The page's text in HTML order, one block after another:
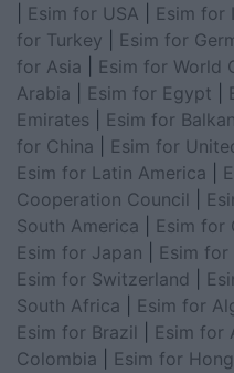
Esim for USA Esim for
for Turkey
Esim for
for Asia
Esim for World
Arabia
Esim for Egypt
Emirates
Esim for
for China
Esim for
Esim for Latin America
Cooperation Council
South America
Esim for
Esim for Japan
Esim for
Esim for Switzerland
South Africa
Esim for
Esim for Brazil
Esim for
Colombia
Esim for